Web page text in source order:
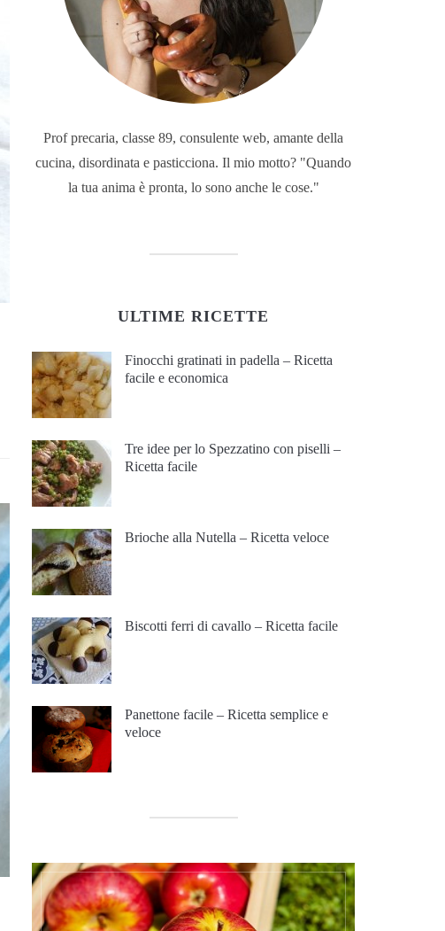
Prof precaria, classe 89, consulente web, amante della
cucina, disordinata e pasticciona. Il mio motto? "Quando
la tua anima è pronta, lo sono anche le cose."
ULTIME RICETTE
Finocchi gratinati in padella – Ricetta
facile e economica
Tre idee per lo Spezzatino con piselli –
Ricetta facile
Brioche alla Nutella – Ricetta veloce
Biscotti ferri di cavallo – Ricetta facile
Panettone facile – Ricetta semplice e
veloce